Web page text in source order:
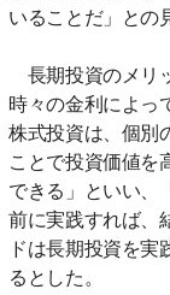
いることだ」との
長期投資のメリ
時々の金利によっ
株式投資は、個別
ことで投資価値を
できる」といい、
前に実践すれば、
ドは長期投資を
るとした。